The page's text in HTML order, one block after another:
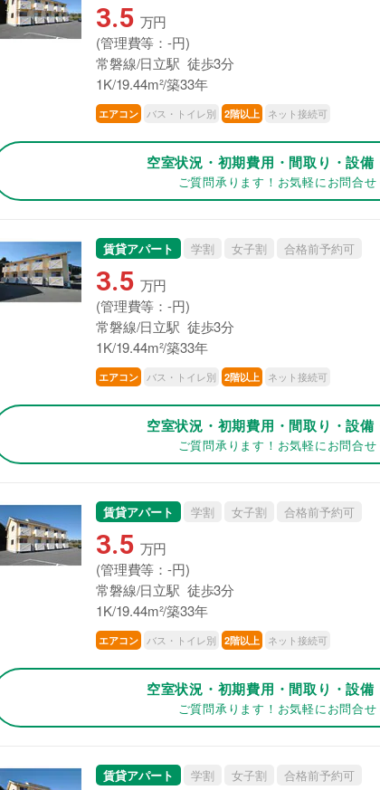
3.5 万円
(管理費等：-円)
常磐線/日立駅 徒歩3分
1K/19.44m²/築33年
エアコン バス・トイレ別 2階以上 ネット接続可
空室状況・初期費用・間取り・設備
ご質問承ります！お気軽にお問合せ
賃貸アパート 学割 女子割 合格前予約可
3.5 万円
(管理費等：-円)
常磐線/日立駅 徒歩3分
1K/19.44m²/築33年
エアコン バス・トイレ別 2階以上 ネット接続可
空室状況・初期費用・間取り・設備
ご質問承ります！お気軽にお問合せ
賃貸アパート 学割 女子割 合格前予約可
3.5 万円
(管理費等：-円)
常磐線/日立駅 徒歩3分
1K/19.44m²/築33年
エアコン バス・トイレ別 2階以上 ネット接続可
空室状況・初期費用・間取り・設備
ご質問承ります！お気軽にお問合せ
賃貸アパート 学割 女子割 合格前予約可